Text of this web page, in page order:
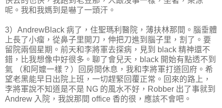
呢。我和我媽到是嚇了一頭汗。
3）AndrewBlack 病了，住聖瑪利醫院，薄扶林那間。腦垂體
上長了小瘤，從鼻子里開刀，伸把刀進到腦子里，割了。要
留院兩個星期。前天和李將軍去探病，見到 black 精神還不
錯，比我想像中好很多。聊了會兒天，black 開始有點透不到
氣 （和阿嬤一樣？）回房間休息，我和李將軍打道回府。希
望老黑能早日出院上班，一切趕緊回覆正常。回來的路上，
李將軍說不知道是不是 NG 的風水不好，Robber 出了事就到
Andrew 入院，我說那間 office 香的很，應該不會吧。